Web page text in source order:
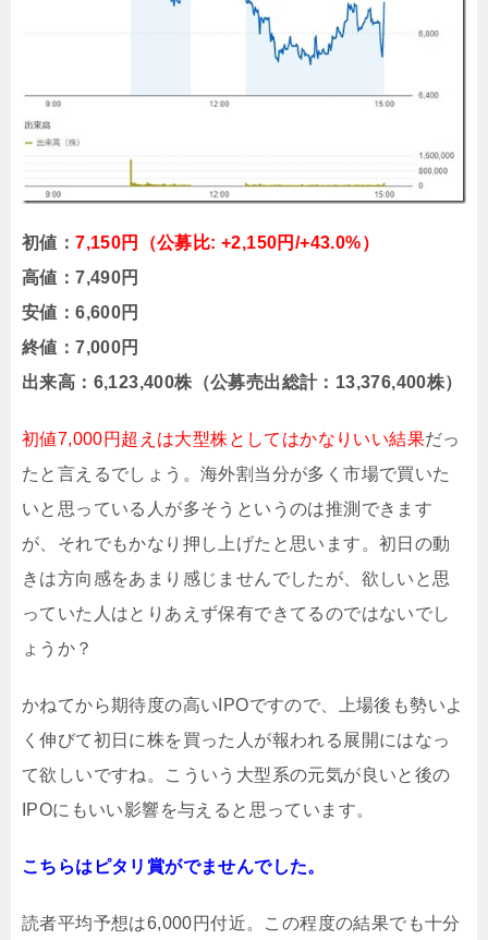
初値：7,150円（公募比: +2,150円/+43.0%）
高値：7,490円
安値：6,600円
終値：7,000円
出来高：6,123,400株（公募売出総計：13,376,400株）
初値7,000円超えは大型株としてはかなりいい結果だっ
たと言えるでしょう。海外割当分が多く市場で買いた
いと思っている人が多そうというのは推測できます
が、それでもかなり押し上げたと思います。初日の動
きは方向感をあまり感じませんでしたが、欲しいと思
っていた人はとりあえず保有できてるのではないでし
ょうか？
かねてから期待度の高いIPOですので、上場後も勢いよ
く伸びて初日に株を買った人が報われる展開にはなっ
て欲しいですね。こういう大型系の元気が良いと後の
IPOにもいい影響を与えると思っています。
こちらはピタリ賞がでませんでした。
読者平均予想は6,000円付近。この程度の結果でも十分